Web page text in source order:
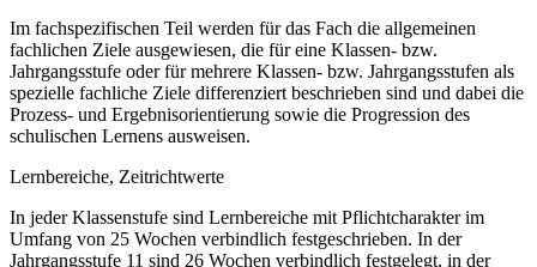
Im fachspezifischen Teil werden für das Fach die allgemeinen
fachlichen Ziele ausgewiesen, die für eine Klassen- bzw.
Jahrgangsstufe oder für mehrere Klassen- bzw. Jahrgangsstufen als
spezielle fachliche Ziele differenziert beschrieben sind und dabei die
Prozess- und Ergebnisorientierung sowie die Progression des
schulischen Lernens ausweisen.
Lernbereiche, Zeitrichtwerte
In jeder Klassenstufe sind Lernbereiche mit Pflichtcharakter im
Umfang von 25 Wochen verbindlich festgeschrieben. In der
Jahrgangsstufe 11 sind 26 Wochen verbindlich festgelegt, in der